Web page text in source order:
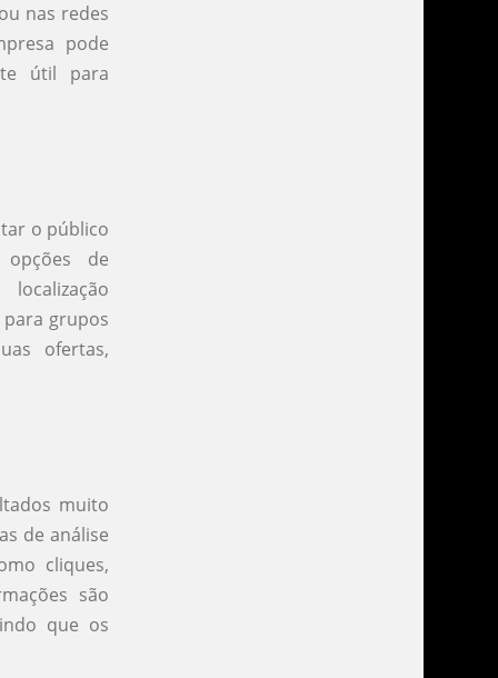
nas redes
pode
útil para
o público
de
grupos
ofertas,
muito
de análise
cliques,
são
que os